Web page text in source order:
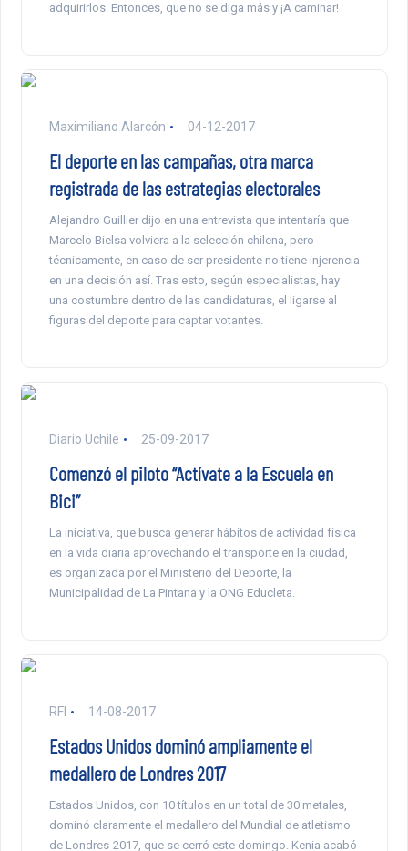
adquirirlos. Entonces, que no se diga más y ¡A caminar!
Maximiliano Alarcón 04-12-2017
El deporte en las campañas, otra marca
registrada de las estrategias electorales
Alejandro Guillier dijo en una entrevista que intentaría que
Marcelo Bielsa volviera a la selección chilena, pero
técnicamente, en caso de ser presidente no tiene injerencia
en una decisión así. Tras esto, según especialistas, hay
una costumbre dentro de las candidaturas, el ligarse al
figuras del deporte para captar votantes.
Diario Uchile 25-09-2017
Comenzó el piloto “Actívate a la Escuela en
Bici”
La iniciativa, que busca generar hábitos de actividad física
en la vida diaria aprovechando el transporte en la ciudad,
es organizada por el Ministerio del Deporte, la
Municipalidad de La Pintana y la ONG Educleta.
RFI 14-08-2017
Estados Unidos dominó ampliamente el
medallero de Londres 2017
Estados Unidos, con 10 títulos en un total de 30 metales,
dominó claramente el medallero del Mundial de atletismo
de Londres-2017, que se cerró este domingo. Kenia acabó